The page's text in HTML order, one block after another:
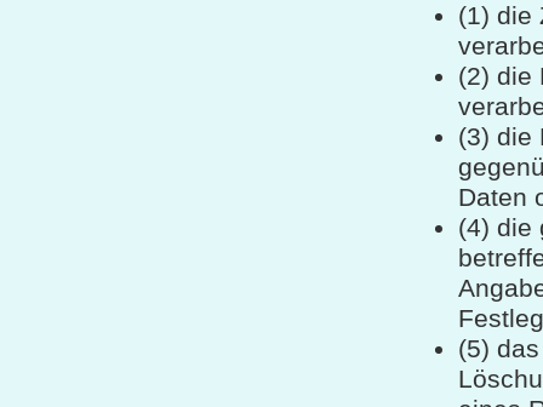
(1) die
(2) die
(3) die
Daten
(4) die
(5)